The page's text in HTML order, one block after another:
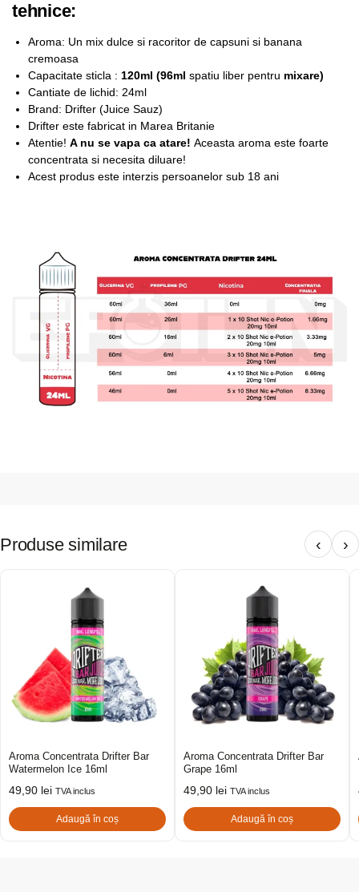
tehnice:
Aroma: Un mix dulce si racoritor de capsuni si banana
cremoasa
Capacitate sticla : 120ml (96ml spatiu liber pentru mixare)
Cantiate de lichid: 24ml
Brand: Drifter (Juice Sauz)
Drifter este fabricat in Marea Britanie
Atentie! A nu se vapa ca atare! Aceasta aroma este foarte
concentrata si necesita diluare!
Acest produs este interzis persoanelor sub 18 ani
Produse similare ‹ ›
Aroma Concentrata Drifter Bar
Watermelon Ice 16ml
49,90 lei TVA inclus
Adaugă în coș
Aroma Concentrata Drifter Bar
Grape 16ml
49,90 lei TVA inclus
Adaugă în coș